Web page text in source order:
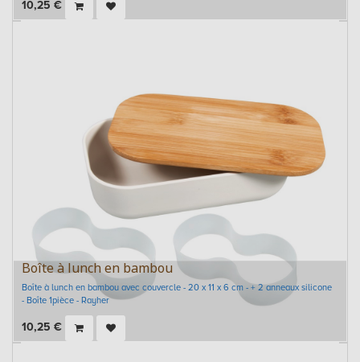
10,25 €
Boîte à lunch en bambou
Boîte à lunch en bambou avec couvercle - 20 x 11 x 6 cm - + 2 anneaux silicone
- Boîte 1pièce - Rayher
10,25 €